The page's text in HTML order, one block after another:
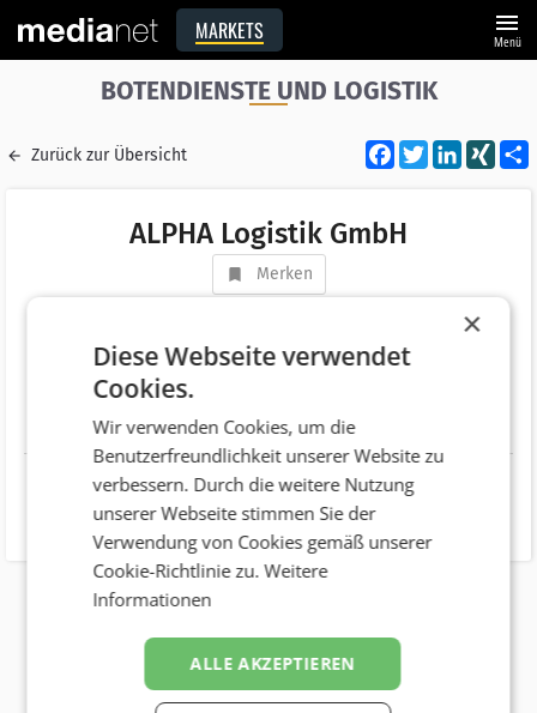
MARKETS menu
Menü
BOTENDIENSTE UND LOGISTIK
Zurück zur Übersicht Facebook
Twitter XING
ALPHA Logistik GmbH
Merken
AT 6330 Kufstein
Telefonnummer +43 (5372) 93031
Website http://www.alphalog.at/
×
Diese Webseite verwendet
Cookies.
Wir verwenden Cookies, um die
Benutzerfreundlichkeit unserer Website zu
verbessern. Durch die weitere Nutzung
unserer Webseite stimmen Sie der
Verwendung von Cookies gemäß unserer
Cookie-Richtlinie zu.Weitere
Informationen
ALLE AKZEPTIEREN